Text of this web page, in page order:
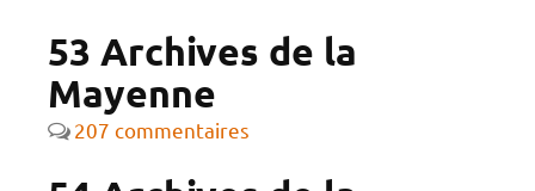
53 Archives de la
Mayenne
207 commentaires